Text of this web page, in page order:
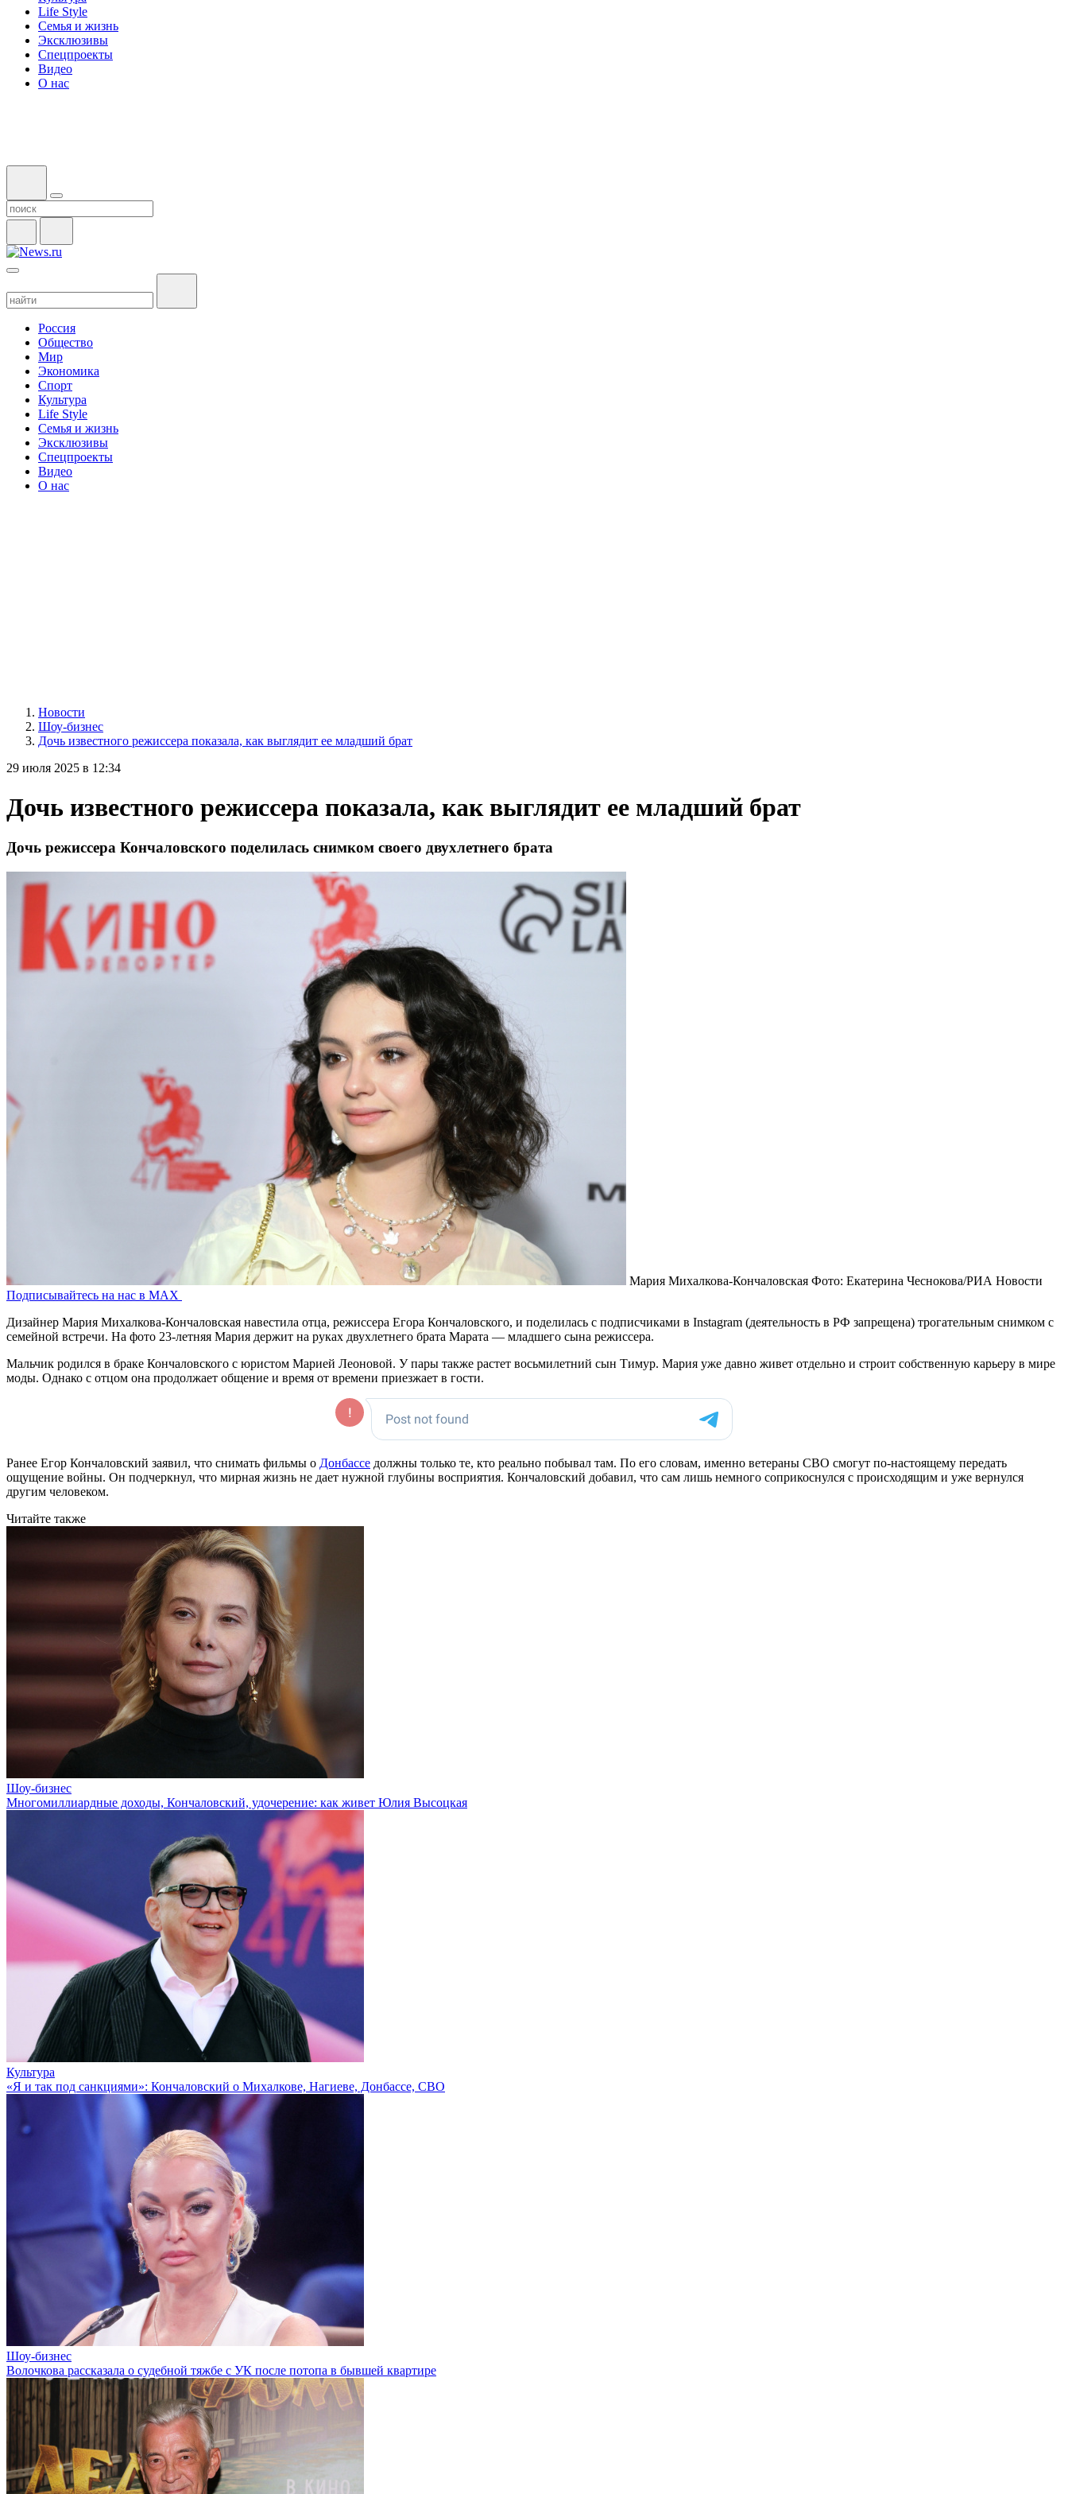
Life Style
Семья и жизнь
Эксклюзивы
Спецпроекты
Видео
О нас
Россия
Общество
Мир
Экономика
Спорт
Культура
Life Style
Семья и жизнь
Эксклюзивы
Спецпроекты
Видео
О нас
Новости
Шоу-бизнес
Дочь известного режиссера показала, как выглядит ее младший брат
29 июля 2025 в 12:34
Дочь известного режиссера показала, как выглядит ее младший брат
Дочь режиссера Кончаловского поделилась снимком своего двухлетнего брата
Мария Михалкова-Кончаловская Фото: Екатерина Чеснокова/РИА Новости
Подписывайтесь на нас в MAX
Дизайнер Мария Михалкова-Кончаловская навестила отца, режиссера Егора Кончаловского, и поделилась с подписчиками в Instagram (деятельность в РФ запрещена) трогательным снимком с
семейной встречи. На фото 23-летняя Мария держит на руках двухлетнего брата Марата — младшего сына режиссера.
Мальчик родился в браке Кончаловского с юристом Марией Леоновой. У пары также растет восьмилетний сын Тимур. Мария уже давно живет отдельно и строит собственную карьеру в мире
моды. Однако с отцом она продолжает общение и время от времени приезжает в гости.
Ранее Егор Кончаловский заявил, что снимать фильмы о Донбассе должны только те, кто реально побывал там. По его словам, именно ветераны СВО смогут по-настоящему передать
ощущение войны. Он подчеркнул, что мирная жизнь не дает нужной глубины восприятия. Кончаловский добавил, что сам лишь немного соприкоснулся с происходящим и уже вернулся
другим человеком.
Читайте также
Шоу-бизнес
Многомиллиардные доходы, Кончаловский, удочерение: как живет Юлия Высоцкая
Культура
«Я и так под санкциями»: Кончаловский о Михалкове, Нагиеве, Донбассе, СВО
Шоу-бизнес
Волочкова рассказала о судебной тяжбе с УК после потопа в бывшей квартире